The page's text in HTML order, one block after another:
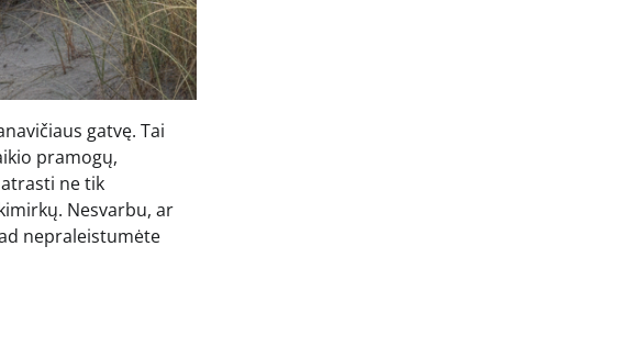
gatvę. Tai
pramogų,
ne tik
Nesvarbu, ar
nepraleistumėte